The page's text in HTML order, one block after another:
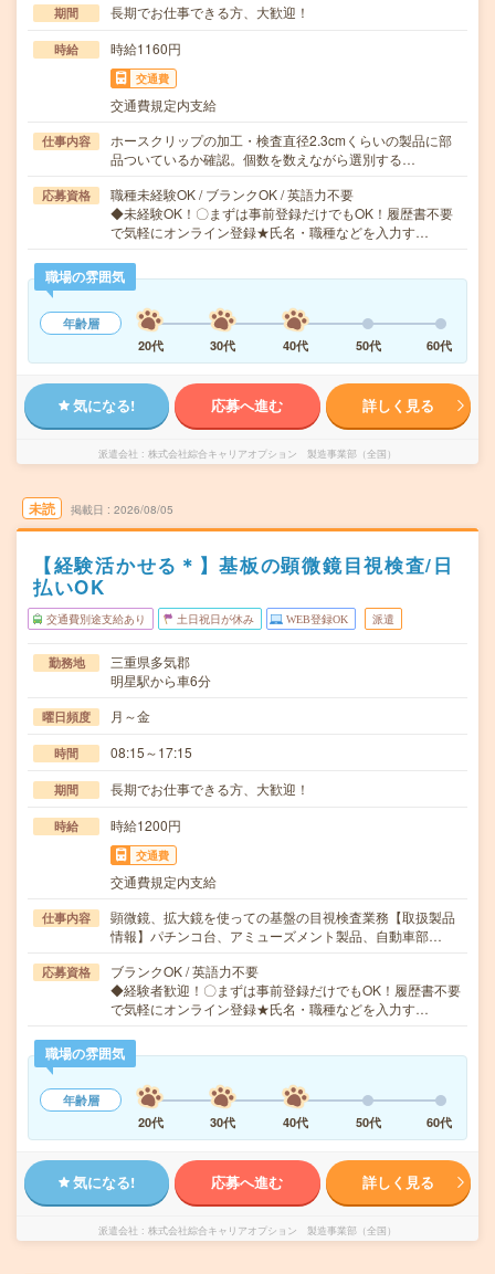
期間 長期でお仕事できる方、大歓迎！
時給 時給1160円
交通費
交通費規定内支給
仕事内容
ホースクリップの加工・検査直径2.3cmくらいの製品に部
品ついているか確認。個数を数えながら選別する…
応募資格
職種未経験OK / ブランクOK / 英語力不要
◆未経験OK！〇まずは事前登録だけでもOK！履歴書不要
で気軽にオンライン登録★氏名・職種などを入力す…
職場の雰囲気
年齢層
20代
30代 40代 50代 60代
気になる! 応募へ進む 詳しく見る
派遣会社 株式会社綜合キャリアオプション 製造事業部（全国）
未読 掲載日 2026/08/05
【経験活かせる＊】基板の顕微鏡目視検査/日
払いOK
交通費別途支給あり 土日祝日が休み WEB登録OK 派遣
勤務地
三重県多気郡
明星駅から車6分
曜日頻度 月～金
時間 08:15～17:15
期間 長期でお仕事できる方、大歓迎！
時給 時給1200円
交通費
交通費規定内支給
仕事内容
顕微鏡、拡大鏡を使っての基盤の目視検査業務【取扱製品
情報】パチンコ台、アミューズメント製品、自動車部…
応募資格
ブランクOK / 英語力不要
◆経験者歓迎！〇まずは事前登録だけでもOK！履歴書不要
で気軽にオンライン登録★氏名・職種などを入力す…
職場の雰囲気
年齢層
20代
30代 40代 50代 60代
気になる! 応募へ進む 詳しく見る
派遣会社 株式会社綜合キャリアオプション 製造事業部（全国）